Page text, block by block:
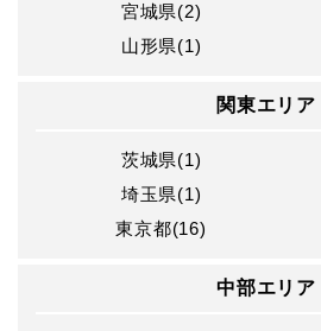
宮城県(2)
山形県(1)
関東エリア
茨城県(1)
埼玉県(1)
東京都(16)
中部エリア